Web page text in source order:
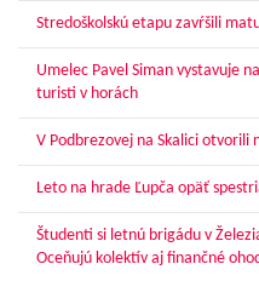
Stredoškolskú etapu zavŕšili
Umelec Pavel Siman vystavuje
turisti v horách
V Podbrezovej na Skalici otvorili
Leto na hrade Ľupča opäť
Študenti si letnú brigádu v
Oceňujú kolektív aj finančné